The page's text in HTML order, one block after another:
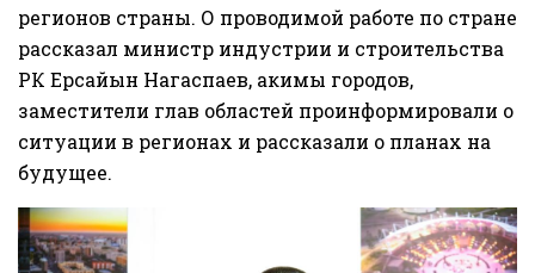
регионов страны. О проводимой работе по стране
рассказал министр индустрии и строительства
РК Ерсайын Нагаспаев, акимы городов,
заместители глав областей проинформировали о
ситуации в регионах и рассказали о планах на
будущее.